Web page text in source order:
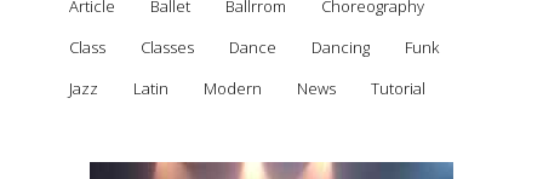
Article Ballet Ballrrom
Choreography
Class
Classes Dance Dancing
Funk
Jazz
Latin Modern News Tutorial